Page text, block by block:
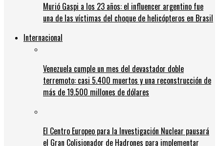
Murió Gaspi a los 23 años: el influencer argentino fue
una de las víctimas del choque de helicópteros en Brasil
Internacional
Venezuela cumple un mes del devastador doble
terremoto: casi 5.400 muertos y una reconstrucción de
más de 19.500 millones de dólares
El Centro Europeo para la Investigación Nuclear pausará
el Gran Colisionador de Hadrones para implementar